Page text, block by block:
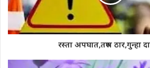
रस्ता अपघात,तरुण ठार,गुन्हा